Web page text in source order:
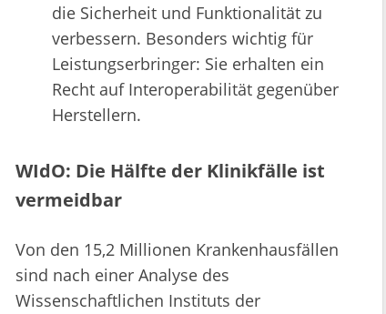
die Sicherheit und Funktionalität zu
verbessern. Besonders wichtig für
Leistungserbringer: Sie erhalten ein
Recht auf Interoperabilität gegenüber
Herstellern.
WIdO: Die Hälfte der Klinikfälle ist
vermeidbar
Von den 15,2 Millionen Krankenhausfällen
sind nach einer Analyse des
Wissenschaftlichen Instituts der